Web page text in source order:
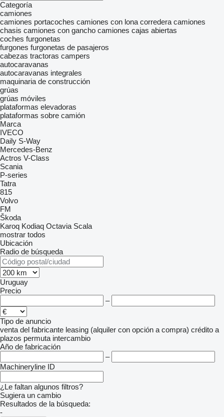
Categoría
camiones
camiones portacoches camiones con lona corredera camiones
chasis camiones con gancho camiones cajas abiertas
coches furgonetas
furgones furgonetas de pasajeros
cabezas tractoras campers
autocaravanas
autocaravanas integrales
maquinaria de construcción
grúas
grúas móviles
plataformas elevadoras
plataformas sobre camión
Marca
IVECO
Daily S-Way
Mercedes-Benz
Actros V-Class
Scania
P-series
Tatra
815
Volvo
FM
Škoda
Karoq Kodiaq Octavia Scala
mostrar todos
Ubicación
Radio de búsqueda
Uruguay
Precio
–
Tipo de anuncio
venta del fabricante leasing (alquiler con opción a compra) crédito a
plazos permuta intercambio
Año de fabricación
–
Machineryline ID
¿Le faltan algunos filtros?
Sugiera un cambio
Resultados de la búsqueda:
-